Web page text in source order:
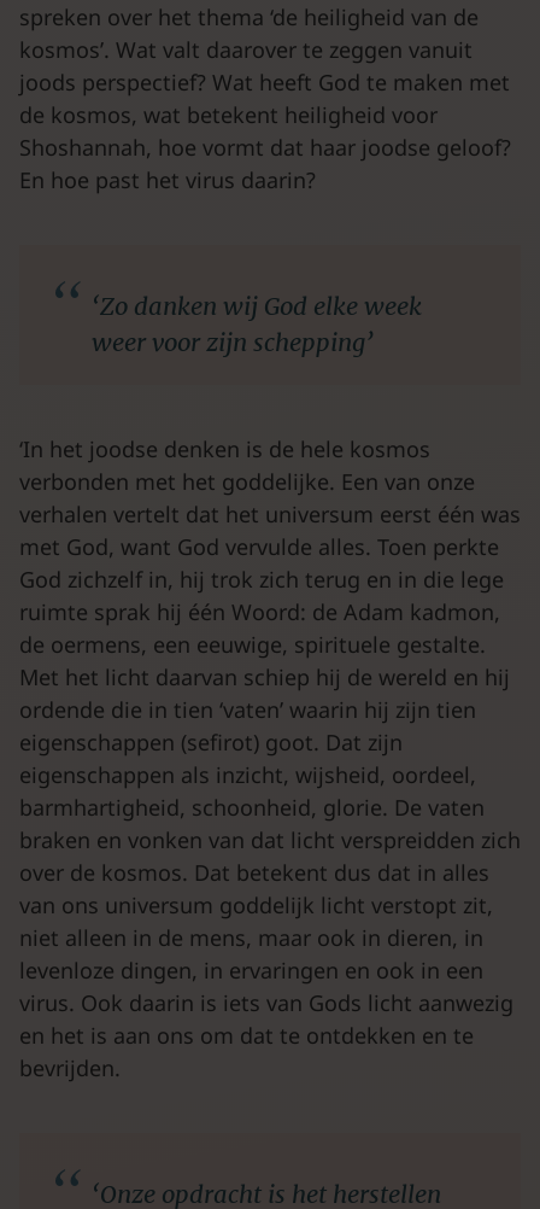
spreken over het thema ‘de heiligheid van de
kosmos’. Wat valt daarover te zeggen vanuit
joods perspectief? Wat heeft God te maken met
de kosmos, wat betekent heiligheid voor
Shoshannah, hoe vormt dat haar joodse geloof?
En hoe past het virus daarin?
‘Zo danken wij God elke week
weer voor zijn schepping’
‘In het joodse denken is de hele kosmos
verbonden met het goddelijke. Een van onze
verhalen vertelt dat het universum eerst één was
met God, want God vervulde alles. Toen perkte
God zichzelf in, hij trok zich terug en in die lege
ruimte sprak hij één Woord: de Adam kadmon,
de oermens, een eeuwige, spirituele gestalte.
Met het licht daarvan schiep hij de wereld en hij
ordende die in tien ‘vaten’ waarin hij zijn tien
eigenschappen (sefirot) goot. Dat zijn
eigenschappen als inzicht, wijsheid, oordeel,
barmhartigheid, schoonheid, glorie. De vaten
braken en vonken van dat licht verspreidden zich
over de kosmos. Dat betekent dus dat in alles
van ons universum goddelijk licht verstopt zit,
niet alleen in de mens, maar ook in dieren, in
levenloze dingen, in ervaringen en ook in een
virus. Ook daarin is iets van Gods licht aanwezig
en het is aan ons om dat te ontdekken en te
bevrijden.
‘Onze opdracht is het herstellen